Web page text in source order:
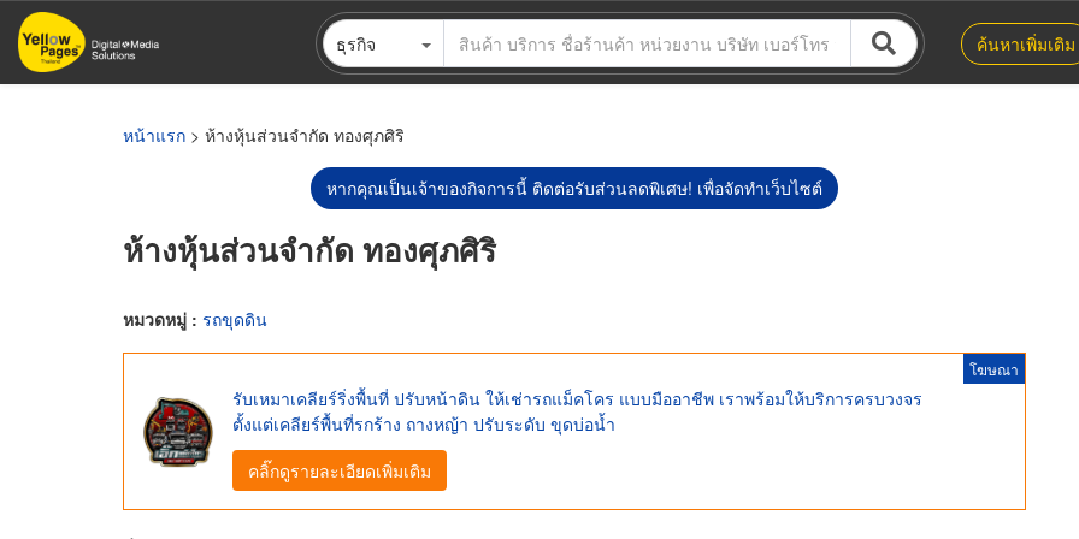
ข้าม
ไป
ธุรกิจ ค้นหาเพิ่มเติม
หน้าแรก > ห้างหุ้นส่วนจำกัด ทองศุภศิริ
หากคุณเป็นเจ้าของกิจการนี้ ติดต่อรับส่วนลดพิเศษ! เพื่อจัดทำเว็บไซต์
ห้างหุ้นส่วนจำกัด ทองศุภศิริ
หมวดหมู่ : รถขุดดิน
โฆษณา
รับเหมาเคลียร์ริ่งพื้นที่ ปรับหน้าดิน ให้เช่ารถแม็คโคร แบบมืออาชีพ เราพร้อมให้บริการครบวงจร
ตั้งแต่เคลียร์พื้นที่รกร้าง ถางหญ้า ปรับระดับ ขุดบ่อน้ำ
คลิ๊กดูรายละเอียดเพิ่มเติม